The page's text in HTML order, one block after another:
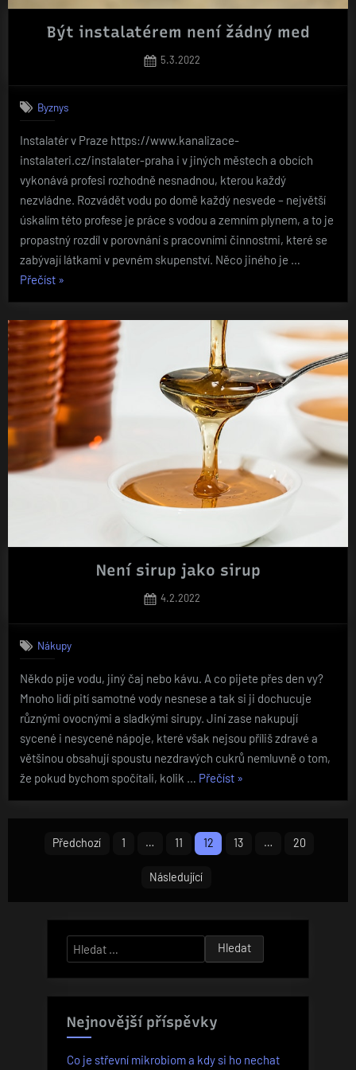
Být instalatérem není žádný med
Posted
5.3.2022
Byznys
Instalatér v Praze https://www.kanalizace-
instalateri.cz/instalater-praha i v jiných městech a obcích
vykonává profesi rozhodně nesnadnou, kterou každý
nezvládne. Rozvádět vodu po domě každý nesvede – největší
úskalím této profese je práce s vodou a zemním plynem, a to je
propastný rozdíl v porovnání s pracovními činnostmi, které se
zabývají látkami v pevném skupenství. Něco jiného je …
Přečíst„Být
není
žádný
med“
»
Není sirup jako sirup
Posted
4.2.2022
Nákupy
Někdo pije vodu, jiný čaj nebo kávu. A co pijete přes den vy?
Mnoho lidí pití samotné vody nesnese a tak si ji dochucuje
různými ovocnými a sladkými sirupy. Jiní zase nakupují
sycené i nesycené nápoje, které však nejsou příliš zdravé a
většinou obsahují spoustu nezdravých cukrů nemluvně o tom,
že pokud bychom spočítali, kolik … Přečíst„Není
sirup“
»
Stránkování
Předchozí 1 … 11 12 13 … 20
Následující
Vyhledávání
Nejnovější příspěvky
Co je střevní mikrobiom a kdy si ho nechat